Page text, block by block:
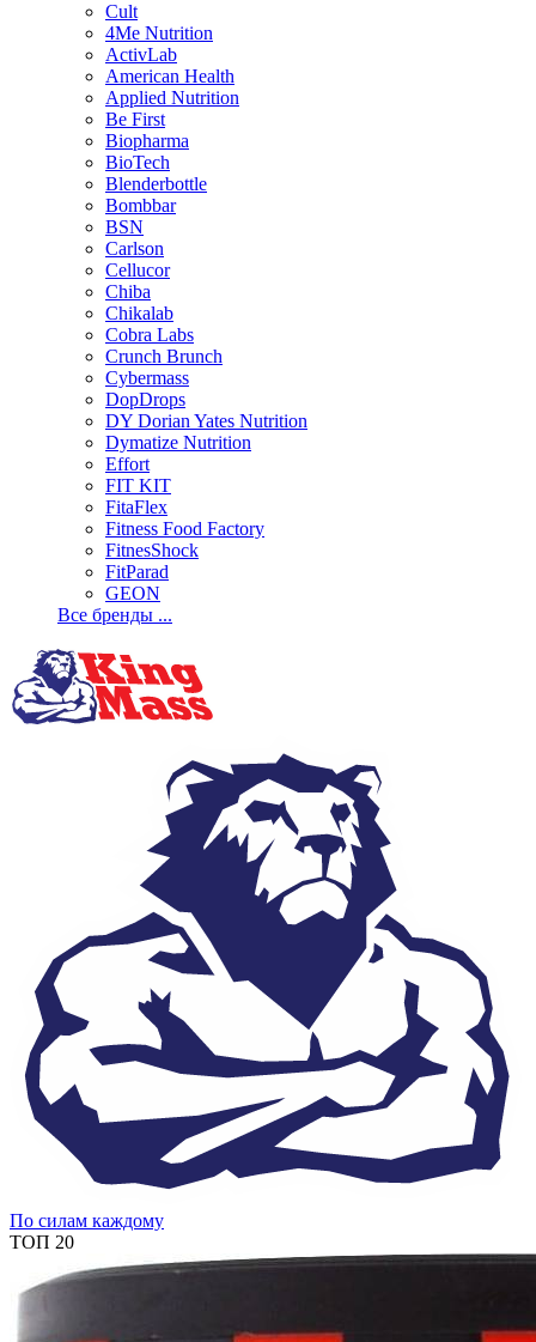
Cult
4Me Nutrition
ActivLab
American Health
Applied Nutrition
Be First
Biopharma
BioTech
Blenderbottle
Bombbar
BSN
Carlson
Cellucor
Chiba
Chikalab
Cobra Labs
Crunch Brunch
Cybermass
DopDrops
DY Dorian Yates Nutrition
Dymatize Nutrition
Effort
FIT KIT
FitaFlex
Fitness Food Factory
FitnesShock
FitParad
GEON
Все бренды ...
По силам каждому
ТОП 20